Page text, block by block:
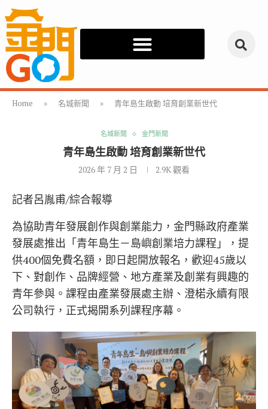
Home » 名城新聞 » 青年島生啟動 培育創業新世代
名城新聞 金門新聞
青年島生啟動 培育創業新世代
2026 年 7 月 2 日 2.9K觀看
記者呂胤甫/綜合報導
為協助青年發展創作與創業能力，金門縣政府產業
發展處推出「青年島生－島嶼創業培力課程」，提
供400個免費名額，即日起開放報名，歡迎45歲以
下、對創作、品牌經營、地方產業及創業有興趣的
青年參與。課程由產業發展處主辦、澄楉永續有限
公司執行，正式揭開系列課程序幕。